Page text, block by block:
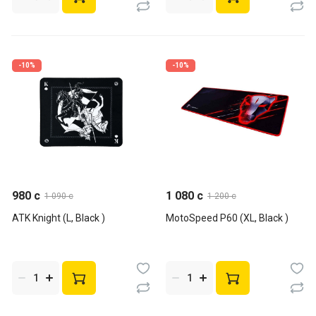
-10%
980 c 1 090 c
ATK Knight (L, Black )
-10%
1 080 c 1 200 c
MotoSpeed P60 (XL, Black )